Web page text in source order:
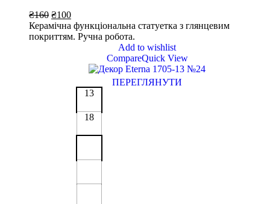
₴160 ₴100
Керамічна функціональна статуетка з глянцевим
покриттям. Ручна робота.
Add to wishlist
CompareQuick View
ПЕРЕГЛЯНУТИ
13
18